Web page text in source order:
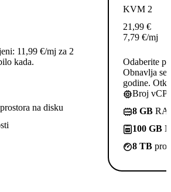
11,99 €/mj za 2
kada.
na disku
KVM 2
21,99 €
7,79 €/mj
Odaberite
Obnavlja se
godine.
Broj
8 GB
100 GB
8 TB